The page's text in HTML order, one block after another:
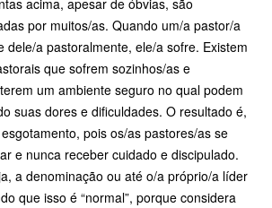
por muitos/as. Quando um/a pastor/a
dele/a pastoralmente, ele/a sofre. Existem
que sofrem sozinhos/as e
um ambiente seguro no qual podem
suas dores e dificuldades. O resultado é,
pois os/as pastores/as se
e nunca receber cuidado e discipulado.
a denominação ou até o/a próprio/a líder
que isso é “normal”, porque considera